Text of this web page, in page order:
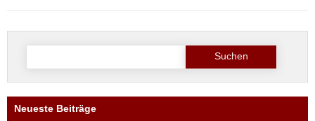
Suche
Neueste Beiträge